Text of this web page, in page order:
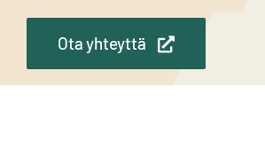
Ota yhteyttä